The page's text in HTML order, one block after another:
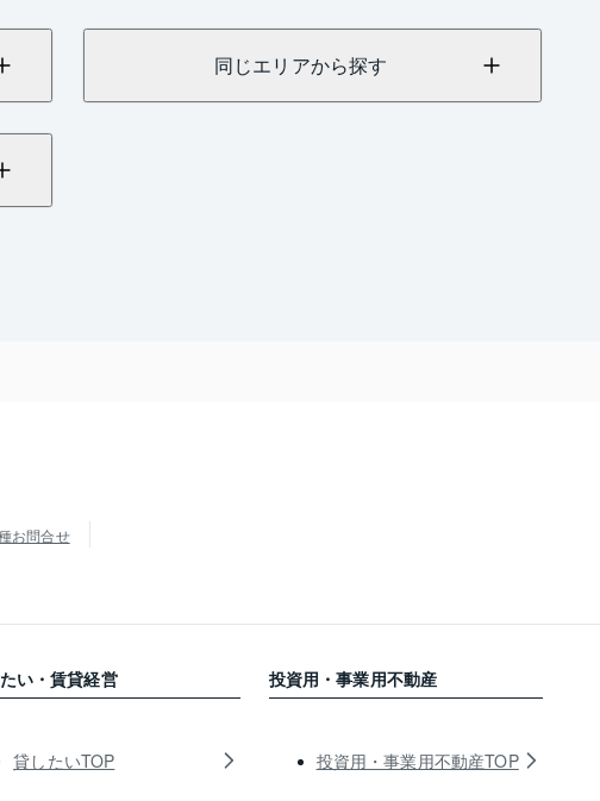
同じエリアから探す
お問合せ
い・賃貸経営
貸したいTOP
投資用・事業用不動産
投資用・事業用不動産TOP